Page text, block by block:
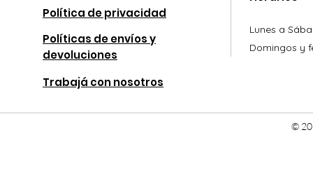
Política de privacidad
Políticas de envíos y
devoluciones
Trabajá con nosotros
Lunes a
Domingos y
©